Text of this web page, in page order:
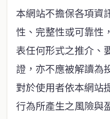
本網站不擔保各項資
性、完整性或可靠性
表任何形式之推介、
證，亦不應被解讀為
對於使用者依本網站
行為所產生之風險與